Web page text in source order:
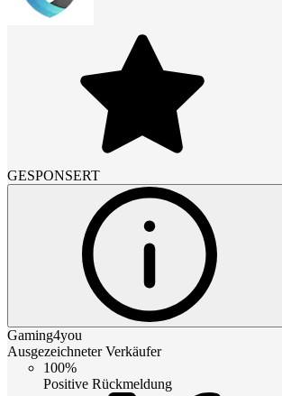
GESPONSERT
Gaming4you
Ausgezeichneter Verkäufer
100%
Positive Rückmeldung